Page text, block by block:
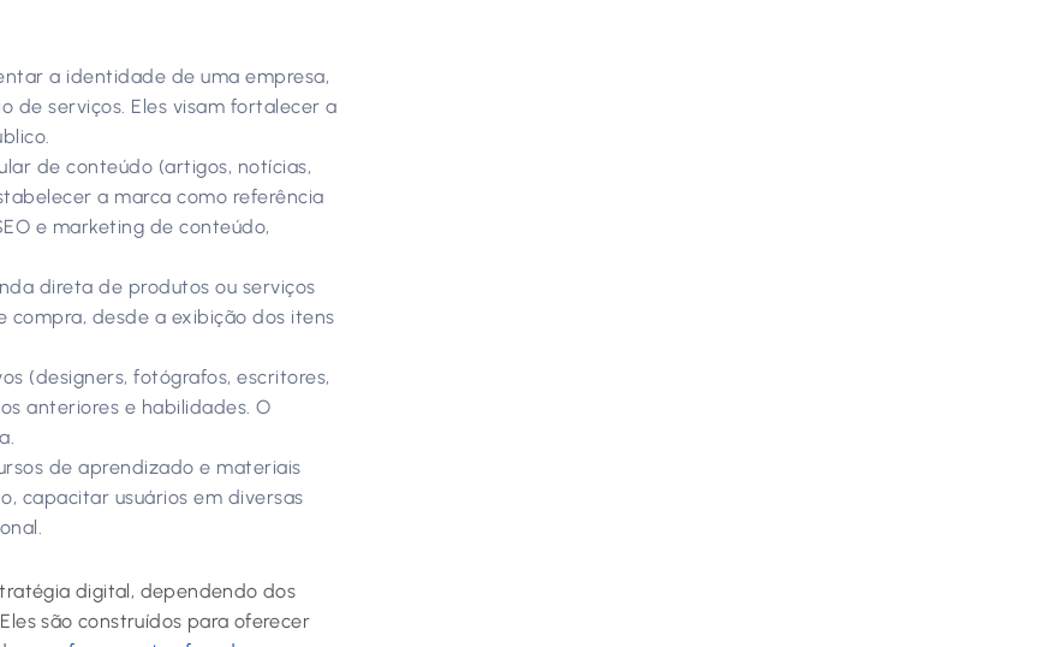
a identidade de uma empresa,
de serviços. Eles visam fortalecer a
de conteúdo (artigos, notícias,
a marca como referência
e marketing de conteúdo,
direta de produtos ou serviços
compra, desde a exibição dos itens
(designers, fotógrafos, escritores,
anteriores e habilidades. O
de aprendizado e materiais
capacitar usuários em diversas
digital, dependendo dos
são construídos para oferecer